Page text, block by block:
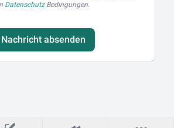
DatenschutzBedingungen.
Nachricht absenden